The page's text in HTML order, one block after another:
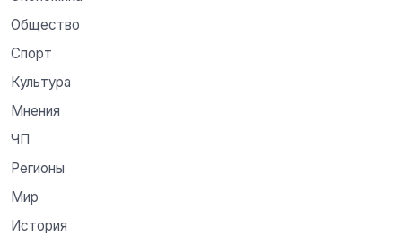
Общество
Спорт
Культура
Мнения
ЧП
Регионы
Мир
История